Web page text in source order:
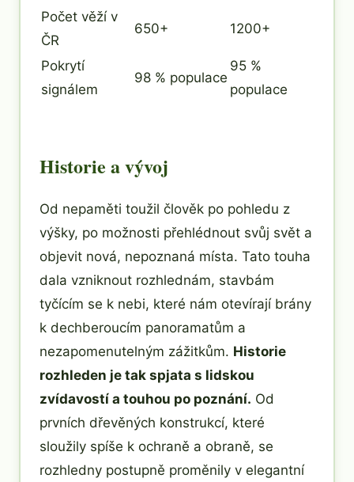
Počet věží v
ČR
650+ 1200+
Pokrytí
signálem
98 % populace
95 %
populace
Historie a vývoj
Od nepaměti toužil člověk po pohledu z
výšky, po možnosti přehlédnout svůj svět a
objevit nová, nepoznaná místa. Tato touha
dala vzniknout rozhlednám, stavbám
tyčícím se k nebi, které nám otevírají brány
k dechberoucím panoramatům a
nezapomenutelným zážitkům. Historie
rozhleden je tak spjata s lidskou
zvídavostí a touhou po poznání. Od
prvních dřevěných konstrukcí, které
sloužily spíše k ochraně a obraně, se
rozhledny postupně proměnily v elegantní